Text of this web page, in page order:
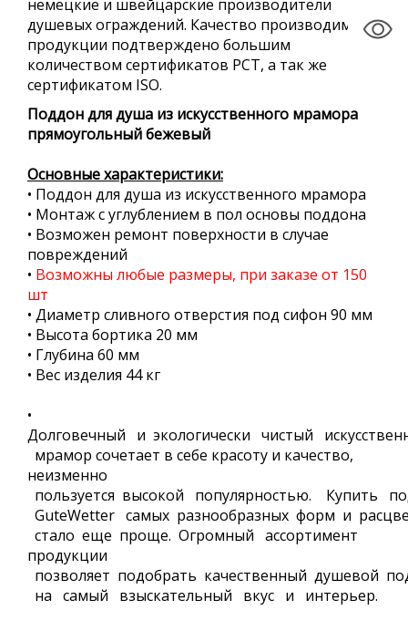
немецкие и швейцарские производители
душевых ограждений. Качество производимой
продукции подтверждено большим
количеством сертификатов РСТ, а так же
сертификатом ISO.
Поддон для душа из искусственного мрамора
прямоугольный бежевый
Основные характеристики:
• Поддон для душа из искусственного мрамора
• Монтаж с углублением в пол основы поддона
• Возможен ремонт поверхности в случае
повреждений
• Возможны любые размеры, при заказе от 150
шт
• Диаметр сливного отверстия под сифон 90 мм
• Высота бортика 20 мм
• Глубина 60 мм
• Вес изделия 44 кг
•
Долговечный и экологически чистый
мрамор сочетает в себе красоту и качество,
неизменно
пользуется высокой популярностью. Купить
GuteWetter самых разнообразных форм и
стало еще проще. Огромный ассортимент
продукции
позволяет подобрать качественный душевой
на самый взыскательный вкус и интерьер.